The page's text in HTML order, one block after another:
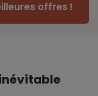
offres !